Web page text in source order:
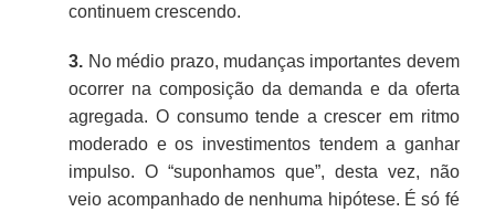
continuem crescendo.
3. No médio prazo, mudanças importantes devem
ocorrer na composição da demanda e da oferta
agregada. O consumo tende a crescer em ritmo
moderado e os investimentos tendem a ganhar
impulso. O “suponhamos que”, desta vez, não
veio acompanhado de nenhuma hipótese. É só fé